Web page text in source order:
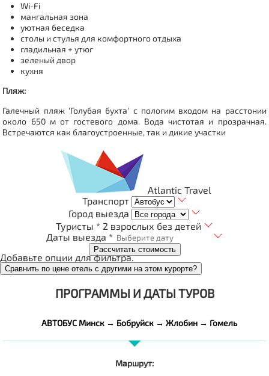
Wi-Fi
мангальная зона
уютная беседка
столы и стулья для комфортного отдыха
гладильная + утюг
зеленый двор
кухня
Пляж:
Галечный пляж 'Голубая бухта' с пологим входом на расстонии
около 650 м от гостевого дома. Водачистотая и прозрачная.
Встречаются как благоустроенные, так и дикие участки
Atlantic Travel
Транспорт
Город выезда
Туристы * 2 взрослых без детей
Даты выезда *
Рассчитать стоимость
Добавьте опции для фильтра.
Сравнить по цене отель с другими на этом курорте?
ПРОГРАММЫ И ДАТЫ ТУРОВ
АВТОБУС Минск → Бобруйск → Жлобин → Гомель
Маршрут: